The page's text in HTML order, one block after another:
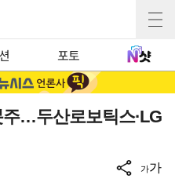
포토
…두산로보틱스·LG
가가